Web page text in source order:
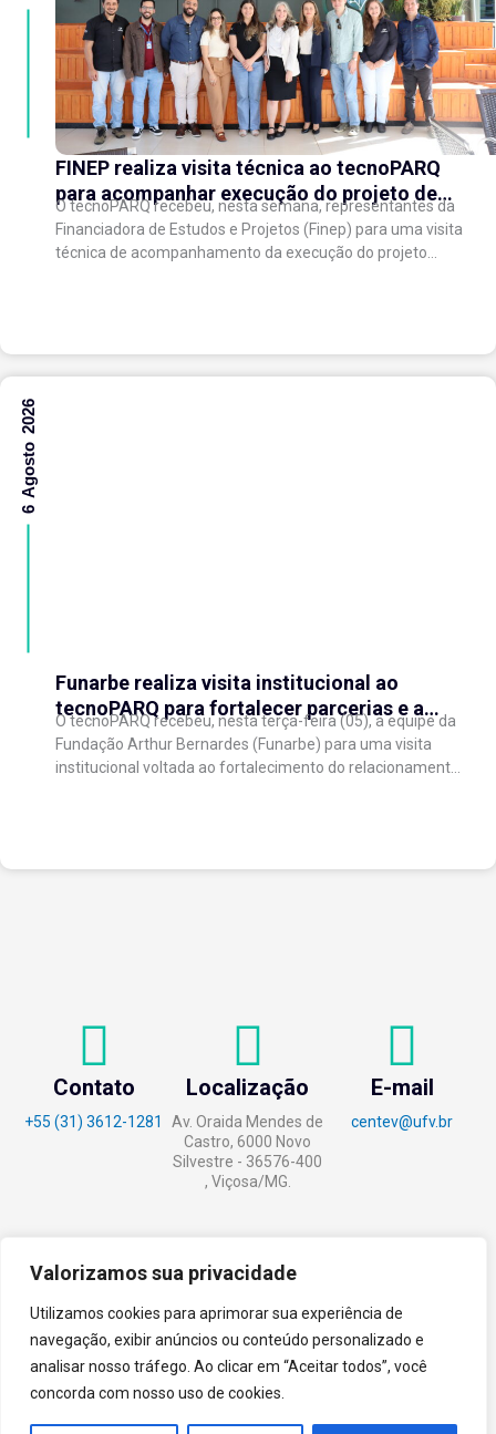
Valorizamos sua privacidade
Utilizamos cookies para aprimorar sua experiência de
navegação, exibir anúncios ou conteúdo personalizado e
analisar nosso tráfego. Ao clicar em “Aceitar todos”, você
concorda com nosso uso de cookies.
FINEP realiza visita técnica ao tecnoPARQ
para acompanhar execução do projeto de
expansão do Parque Tecnológico
O tecnoPARQ recebeu, nesta semana, representantes da
Financiadora de Estudos e Projetos (Finep) para uma visita
técnica de acompanhamento da execução do projeto
Funarbe realiza visita institucional ao
tecnoPARQ para fortalecer parcerias e a
gestão da inovação
O tecnoPARQ recebeu, nesta terça-feira (05), a equipe da
Fundação Arthur Bernardes (Funarbe) para uma visita
institucional voltada ao fortalecimento do relacionamento
6 Agosto 2026
Contato
+55 (31) 3612-1281
Localização
Av. Oraida Mendes de
Castro, 6000 Novo
Silvestre - 36576-400
, Viçosa/MG.
E-mail
centev@ufv.br
Pixel